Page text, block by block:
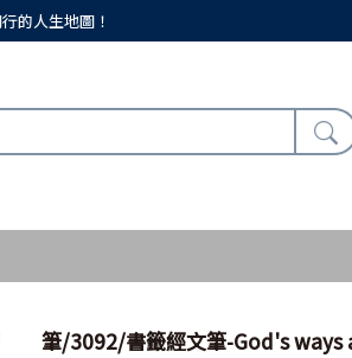
的人生地圖！
筆/3092/書籤經文筆-God's